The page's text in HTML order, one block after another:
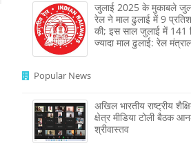
जुलाई 2025 के मुकाबले
रेल ने माल ढुलाई में 9
की; इस साल जुलाई में 141
ज्‍यादा माल ढुलाई: रेल
Popular News
अखिल भारतीय राष्ट्रीय
क्षेत्र मीडिया टोली बैठक
श्रीवास्तव